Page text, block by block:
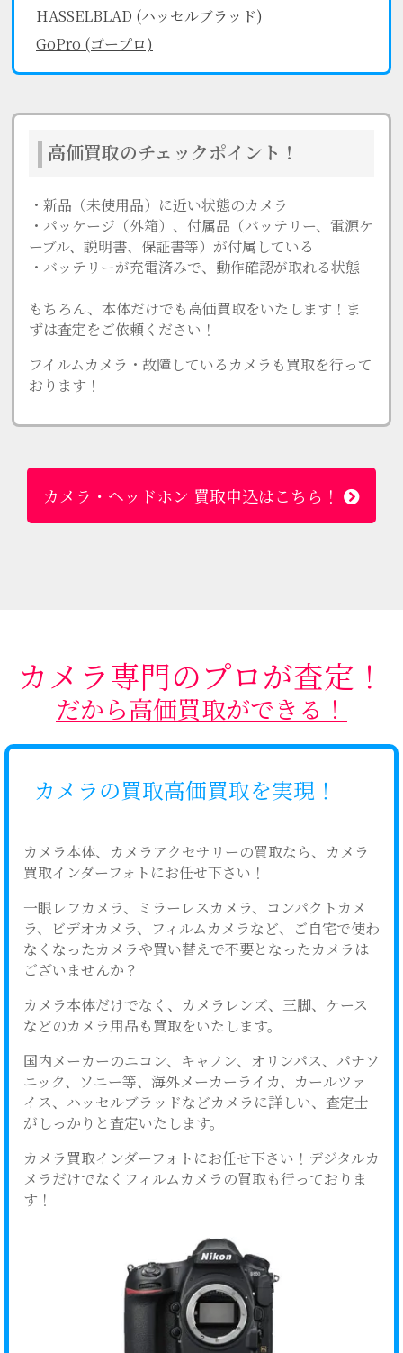
HASSELBLAD (ハッセルブラッド)
GoPro (ゴープロ)
高価買取のチェックポイント！
・新品（未使用品）に近い状態のカメラ
・パッケージ（外箱）、付属品（バッテリー、電源ケ
ーブル、説明書、保証書等）が付属している
・バッテリーが充電済みで、動作確認が取れる状態
もちろん、本体だけでも高価買取をいたします！ま
ずは査定をご依頼ください！
フイルムカメラ・故障しているカメラも買取を行って
おります！
カメラ・ヘッドホン 買取申込はこちら！
カメラ専門のプロが査定！
だから高価買取ができる！
カメラの買取高価買取を実現！
カメラ本体、カメラアクセサリーの買取なら、カメラ
買取インダーフォトにお任せ下さい！
一眼レフカメラ、ミラーレスカメラ、コンパクトカメ
ラ、ビデオカメラ、フィルムカメラなど、ご自宅で使わ
なくなったカメラや買い替えで不要となったカメラは
ございませんか？
カメラ本体だけでなく、カメラレンズ、三脚、ケース
などのカメラ用品も買取をいたします。
国内メーカーのニコン、キャノン、オリンパス、パナソ
ニック、ソニー等、海外メーカーライカ、カールツァ
イス、ハッセルブラッドなどカメラに詳しい、査定士
がしっかりと査定いたします。
カメラ買取インダーフォトにお任せ下さい！デジタルカ
メラだけでなくフィルムカメラの買取も行っておりま
す！